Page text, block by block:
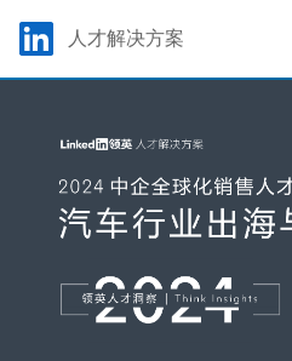
Skip to main content
LinkedIn Logo
人才解决方案